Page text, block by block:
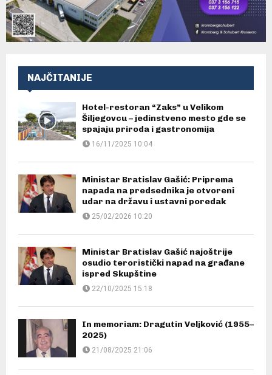
NAJČITANIJE
Hotel-restoran “Zaks” u Velikom
Šiljegovcu – jedinstveno mesto gde se
spajaju priroda i gastronomija
16/11/2025 10:04
Ministar Bratislav Gašić: Priprema
napada na predsednika je otvoreni
udar na državu i ustavni poredak
25/02/2026 10:20
Ministar Bratislav Gašić najoštrije
osudio teroristički napad na građane
ispred Skupštine
22/10/2025 15:18
In memoriam: Dragutin Veljković (1955–
2025)
21/08/2025 21:06